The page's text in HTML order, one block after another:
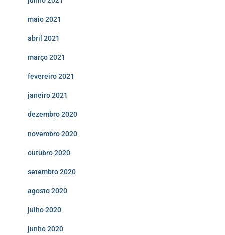
maio 2021
abril 2021
março 2021
fevereiro 2021
janeiro 2021
dezembro 2020
novembro 2020
outubro 2020
setembro 2020
agosto 2020
julho 2020
junho 2020